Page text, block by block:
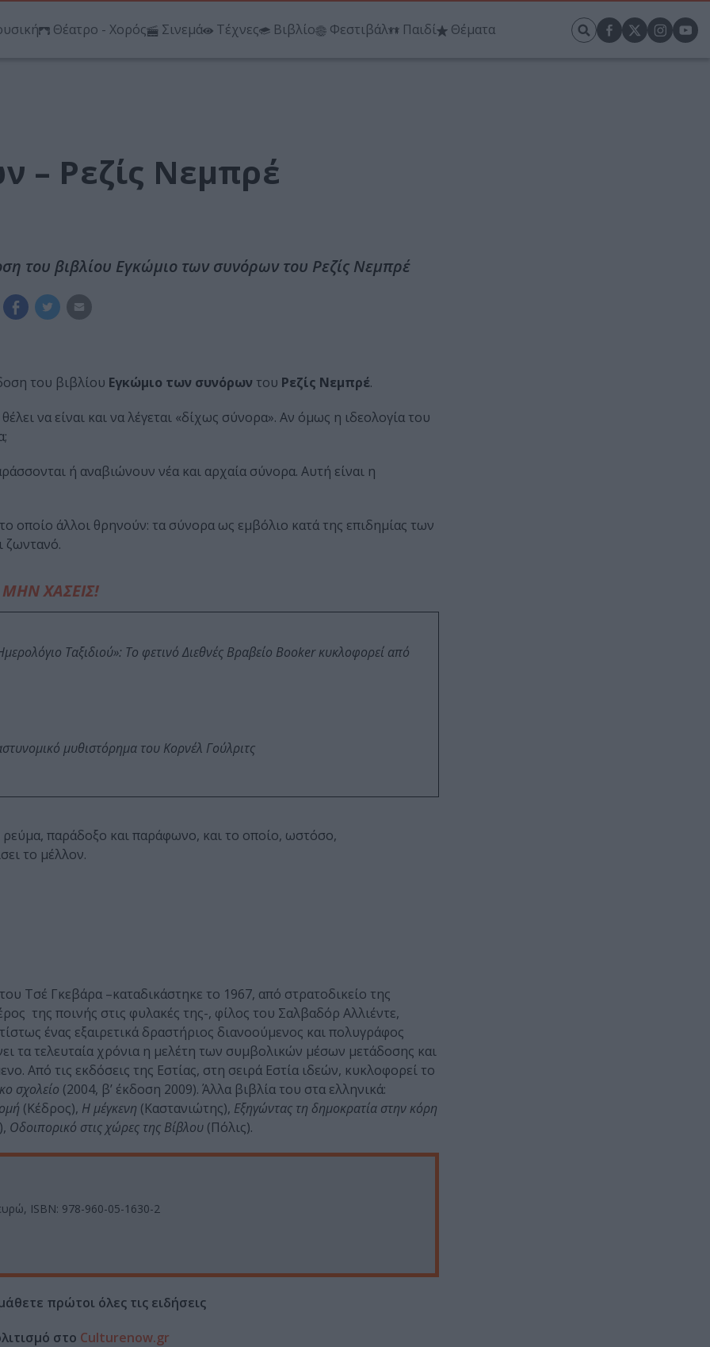
Θέατρο - Χορός Σινεμά Τέχνες Βιβλίο Φεστιβάλ Παιδί Θέματα
– Ρεζίς Νεμπρέ
του βιβλίου Εγκώμιο των συνόρων του Ρεζίς Νεμπρέ
του βιβλίου Εγκώμιο των συνόρων του Ρεζίς Νεμπρέ.
να είναι και να λέγεται «δίχως σύνορα». Αν όμως η ιδεολογία του
ή αναβιώνουν νέα και αρχαία σύνορα. Αυτή είναι η
οποίο άλλοι θρηνούν: τα σύνορα ως εμβόλιο κατά της επιδημίας των
ζωντανό.
ΜΗΝ ΧΑΣΕΙΣ!
Ταξιδιού»: Το φετινό Διεθνές Βραβείο Booker κυκλοφορεί από
μυθιστόρημα του Κορνέλ Γούλριτς
παράδοξο και παράφωνο, και το οποίο, ωστόσο,
το μέλλον.
Τσέ Γκεβάρα –καταδικάστηκε το 1967, από στρατοδικείο της
της ποινής στις φυλακές της-, φίλος του Σαλβαδόρ Αλλιέντε,
ένας εξαιρετικά δραστήριος διανοούμενος και πολυγράφος
τα τελευταία χρόνια η μελέτη των συμβολικών μέσων μετάδοσης και
Από τις εκδόσεις της Εστίας, στη σειρά Εστία ιδεών, κυκλοφορεί το
σχολείο (2004, β’ έκδοση 2009). Άλλα βιβλία του στα ελληνικά:
(Κέδρος), Η μέγκενη (Καστανιώτης), Εξηγώντας τη δημοκρατία στην κόρη
Οδοιπορικό στις χώρες της Βίβλου (Πόλις).
ISBN: 978-960-05-1630-2
πρώτοι όλες τις ειδήσεις
στο Culturenow.gr